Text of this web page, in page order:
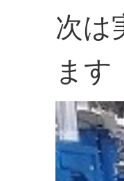
次は
ます